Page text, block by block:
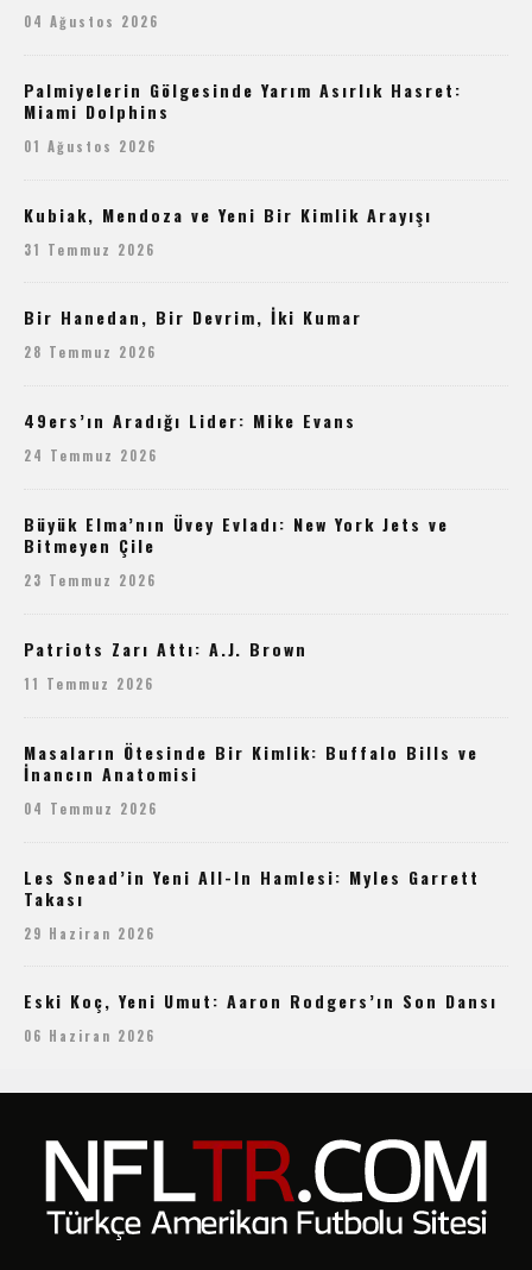
04 Ağustos 2026
Palmiyelerin Gölgesinde Yarım Asırlık Hasret:
Miami Dolphins
01 Ağustos 2026
Kubiak, Mendoza ve Yeni Bir Kimlik Arayışı
31 Temmuz 2026
Bir Hanedan, Bir Devrim, İki Kumar
28 Temmuz 2026
49ers’ın Aradığı Lider: Mike Evans
24 Temmuz 2026
Büyük Elma’nın Üvey Evladı: New York Jets ve
Bitmeyen Çile
23 Temmuz 2026
Patriots Zarı Attı: A.J. Brown
11 Temmuz 2026
Masaların Ötesinde Bir Kimlik: Buffalo Bills ve
İnancın Anatomisi
04 Temmuz 2026
Les Snead’in Yeni All-In Hamlesi: Myles Garrett
Takası
29 Haziran 2026
Eski Koç, Yeni Umut: Aaron Rodgers’ın Son Dansı
06 Haziran 2026